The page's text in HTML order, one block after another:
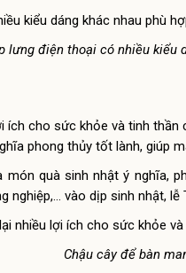
lưng điện thoại có nhiều kiểu
ích cho sức khỏe và tinh
phong thủy tốt lành, giúp
món quà sinh nhật ý nghĩa,
nghiệp,… vào dịp sinh nhật, lễ
Chậu cây để bàn